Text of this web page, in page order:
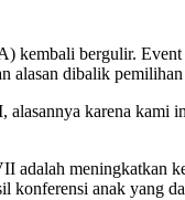
kembali bergulir.
alasan dibalik
karena
meningkatkan
konferensi anak yang